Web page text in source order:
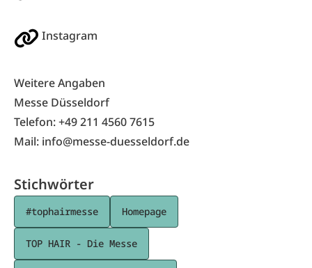
Instagram
Weitere Angaben
Messe Düsseldorf
Telefon: +49 211 4560 7615
Mail: info@messe-duesseldorf.de
Stichwörter
#tophairmesse Homepage
TOP HAIR - Die Messe